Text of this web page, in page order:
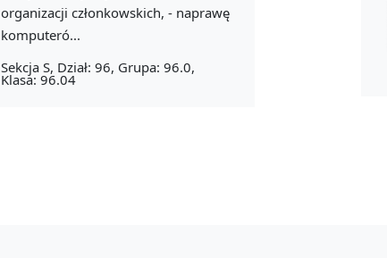
organizacji członkowskich, - naprawę
komputeró...
Sekcja S, Dział: 96, Grupa: 96.0,
Klasa: 96.04